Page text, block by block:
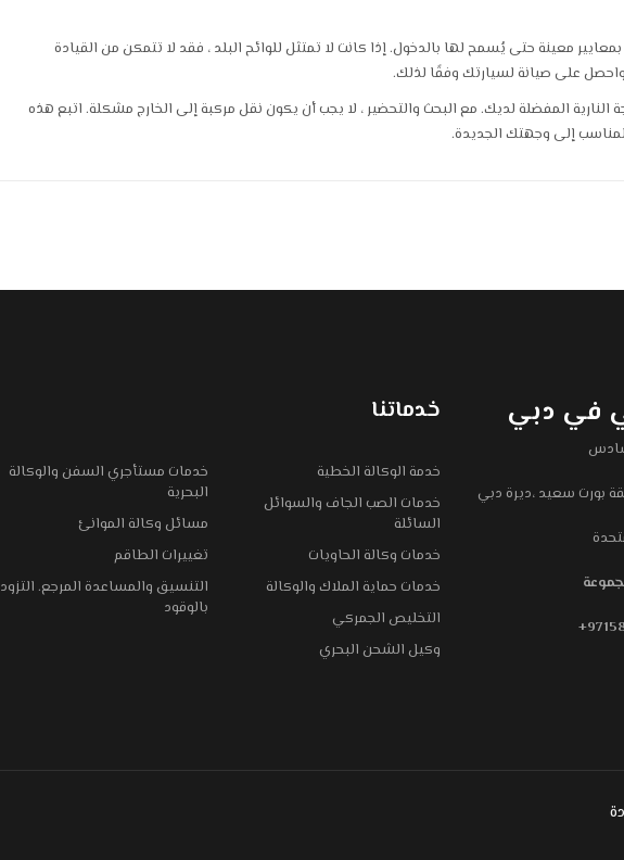
معينة حتى يُسمح لها بالدخول. إذا كانت لا تمتثل للوائح البلد ، فقد لا تتمكن من القيادة
على صيانة لسيارتك وفقًا لذلك.
النارية المفضلة لديك. مع البحث والتحضير ، لا يجب أن يكون نقل مركبة إلى الخارج مشكلة. اتبع هذه
إلى وجهتك الجديدة.
في دبي
بورت سعيد ،ديرة دبي
خدماتنا
خدمة الوكالة الخطية
خدمات الصب الجاف والسوائل
السائلة
خدمات وكالة الحاويات
خدمات حماية الملاك والوكالة
التخليص الجمركي
وكيل الشحن البحري
خدمات مستأجري السفن والوكالة
البحرية
مسائل وكالة الموانئ
تغييرات الطاقم
التنسيق والمساعدة المرجع. التزود
بالوقود